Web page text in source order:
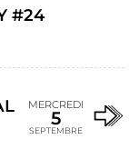
#24
MERCREDI
5
SEPTEMBRE